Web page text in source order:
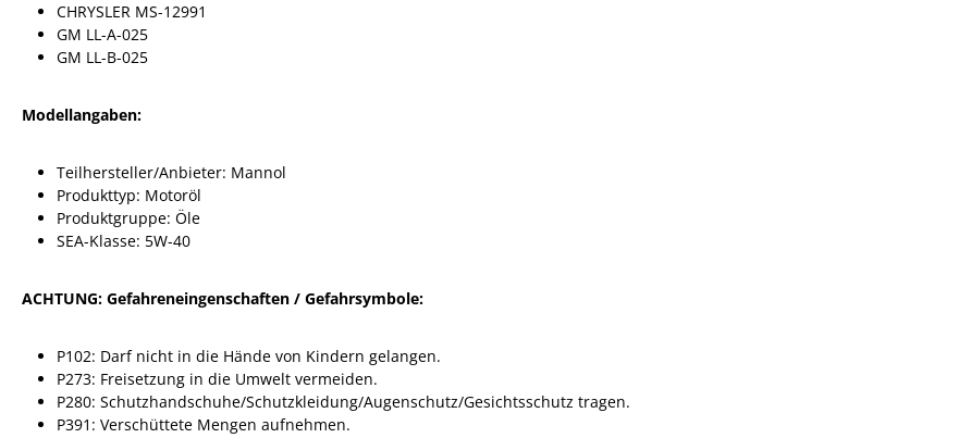
CHRYSLER MS-12991
GM LL-A-025
GM LL-B-025
Modellangaben:
Teilhersteller/Anbieter: Mannol
Produkttyp: Motoröl
Produktgruppe: Öle
SEA-Klasse: 5W-40
ACHTUNG: Gefahreneingenschaften / Gefahrsymbole:
P102: Darf nicht in die Hände von Kindern gelangen.
P273: Freisetzung in die Umwelt vermeiden.
P280: Schutzhandschuhe/Schutzkleidung/Augenschutz/Gesichtsschutz tragen.
P391: Verschüttete Mengen aufnehmen.